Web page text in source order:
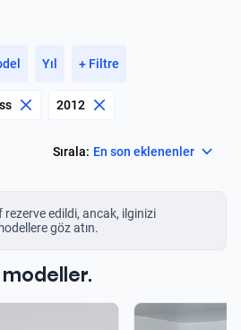
Yıl + Filtre
2012
Sırala: En son eklenenler
edildi, ancak, ilginizi
göz atın.
modeller.